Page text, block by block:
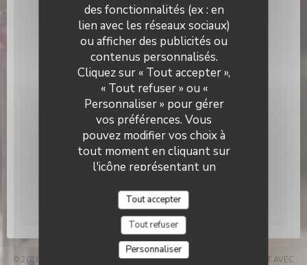
des fonctionnalités (ex : en
lien avec les réseaux sociaux)
ou afficher des publicités ou
contenus personnalisés.
Cliquez sur « Tout accepter »,
« Tout refuser » ou «
Personnaliser » pour gérer
vos préférences. Vous
pouvez modifier vos choix à
tout moment en cliquant sur
l'icône représentant un
pages du site.
Tout accepter
Tout refuser
Personnaliser
Nous contacter
Réserver
Newsletter*
Inscrivez-vous à notre lettre d'information pour recevoir
des communications personnalisées et des offres
marketing par courriel.
© 2026 LE CÉZEMBRE — CRÉATION DE SITE INTERNET RESTAURANT AVEC